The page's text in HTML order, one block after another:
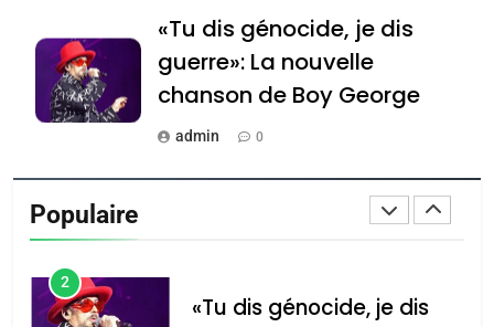
«Tu dis génocide, je dis
guerre»: La nouvelle
chanson de Boy George
admin 0
Tout sur la Nostalgie
נשיא המדינה יצחק
הרצוג נפגש עם
Accords d’Isaac: l’alliance
Populaire
Maroc : Les amandes de
Tafraout, le miel de Tadla
Azilal consacrés produits
du terroir
2
«Tu dis génocide, je dis